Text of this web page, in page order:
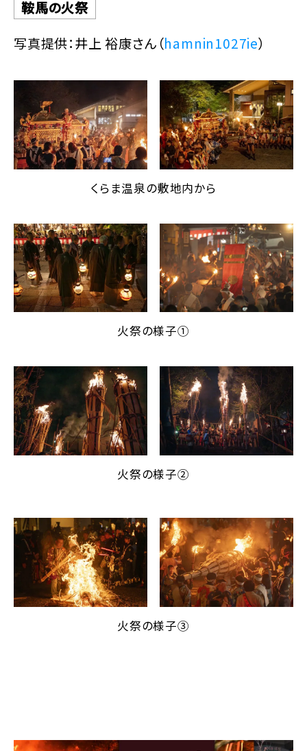
鞍馬の火祭
写真提供：井上 裕康さん（hamnin1027ie）
くらま温泉の敷地内から
火祭の様子①
火祭の様子②
火祭の様子③